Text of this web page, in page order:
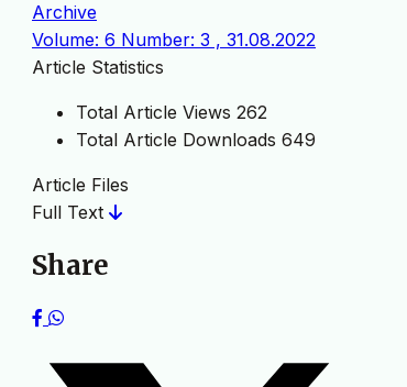
Archive
Volume: 6 Number: 3 , 31.08.2022
Article Statistics
Total Article Views 262
Total Article Downloads 649
Article Files
Full Text
Share